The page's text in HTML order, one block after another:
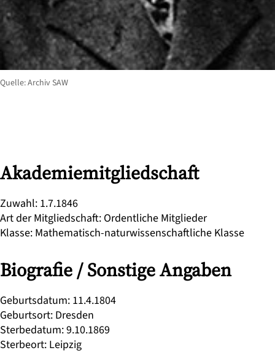
Akademiemitgliedschaft
Zuwahl: 1.7.1846
Art der Mitgliedschaft: Ordentliche Mitglieder
Klasse: Mathematisch-naturwissenschaftliche Klasse
Biografie / Sonstige Angaben
Geburtsdatum: 11.4.1804
Geburtsort: Dresden
Sterbedatum:9.10.1869
Sterbeort: Leipzig
Quelle: Archiv SAW